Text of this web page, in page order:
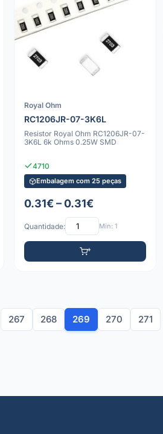
Royal Ohm
RC1206JR-07-3K6L
Resistor Royal Ohm RC1206JR-07-
3K6L 6k Ohms 0.25W SMD
4710
Embalagem com 25 peças
0.31€ – 0.31€
Quantidade: Mín: 1
267 268 269 270 271